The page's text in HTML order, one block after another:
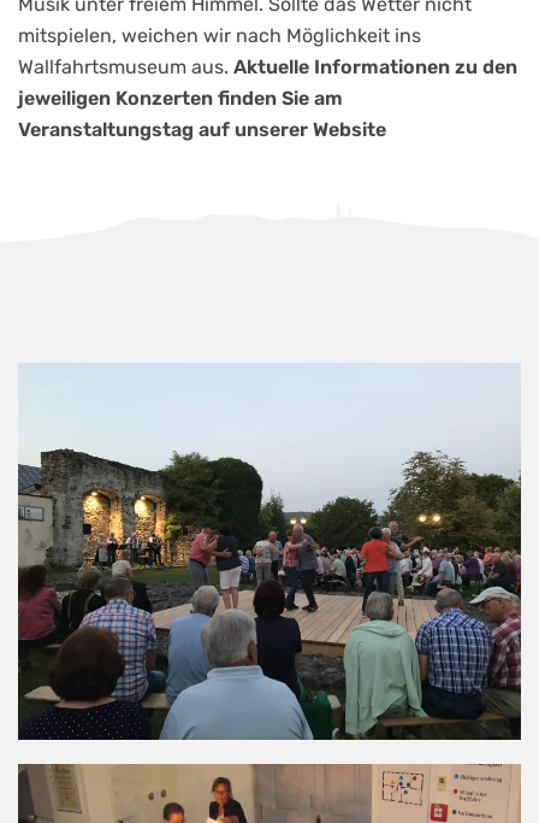
mitspielen, weichen wir nach Möglichkeit ins
Wallfahrtsmuseum aus. Aktuelle Informationen zu den
jeweiligen Konzerten finden Sie am
Veranstaltungstag auf unserer Website